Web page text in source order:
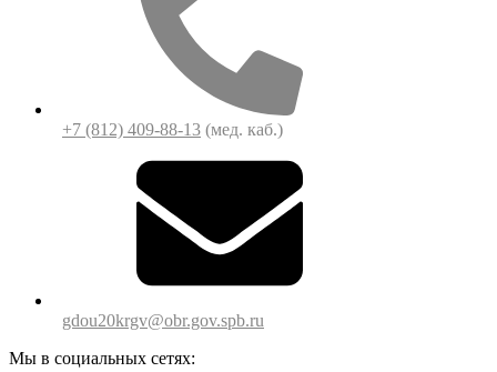
+7 (812) 409-88-13 (мед. каб.)
gdou20krgv@obr.gov.spb.ru
Мы в социальных сетях: